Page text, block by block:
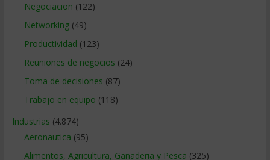
Negociacion (122)
Networking(49)
Productividad (123)
Reuniones de negocios (24)
Toma de decisiones (87)
Trabajo en equipo (118)
Industrias (4.874)
Aeronautica (95)
Alimentos, Agricultura, Ganaderia y Pesca (325)